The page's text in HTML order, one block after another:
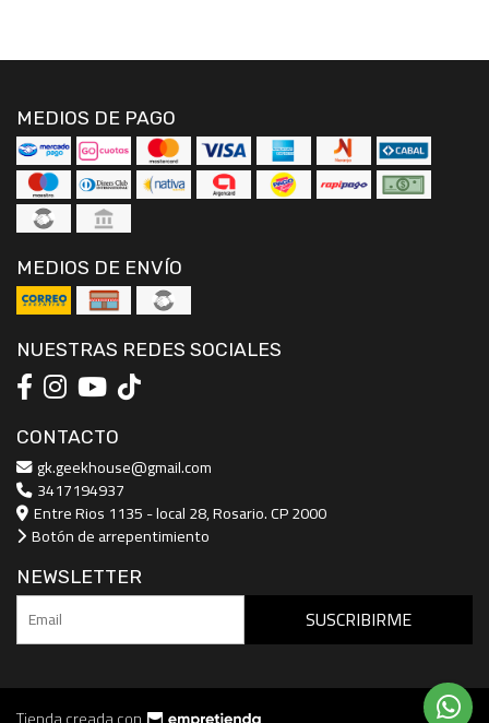
MEDIOS DE PAGO
MEDIOS DE ENVÍO
NUESTRAS REDES SOCIALES
CONTACTO
gk.geekhouse@gmail.com
3417194937
Entre Rios 1135 - local 28, Rosario. CP 2000
Botón de arrepentimiento
NEWSLETTER
SUSCRIBIRME